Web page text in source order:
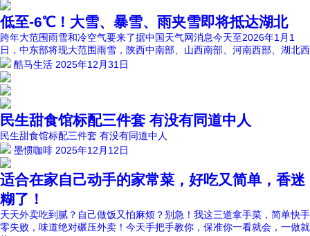
低至-6℃！大雪、暴雪、雨夹雪即将抵达湖北
跨年大范围雨雪和冷空气要来了据中国天气网消息今天至2026年1月1
日，中东部将现大范围雨雪，陕西中南部、山西南部、河南西部、湖北西
酷马生活 2025年12月31日
民生甜食馆标配三件套 有没有同道中人
民生甜食馆标配三件套 有没有同道中人
墨惯咖啡 2025年12月12日
适合在家自己动手的家常菜，好吃又简单，香迷
糊了！
天天外卖吃到腻？自己做饭又怕麻烦？别急！我这三道拿手菜，简单快手
零失败，味道绝对碾压外卖！今天手把手教你，保准你一看就会，一做就